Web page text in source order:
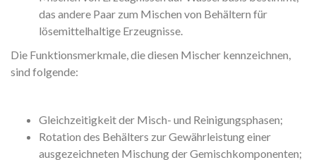
das andere Paar zum Mischen von Behältern für
lösemittelhaltige Erzeugnisse.
Die Funktionsmerkmale, die diesen Mischer kennzeichnen,
sind folgende:
Gleichzeitigkeit der Misch- und Reinigungsphasen;
Rotation des Behälters zur Gewährleistung einer
ausgezeichneten Mischung der Gemischkomponenten;